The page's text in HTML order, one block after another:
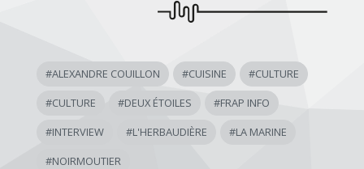
#ALEXANDRE COUILLON #CUISINE #CULTURE
#CULTURE #DEUX ÉTOILES #FRAP INFO
#INTERVIEW #L'HERBAUDIÈRE #LA MARINE
#NOIRMOUTIER